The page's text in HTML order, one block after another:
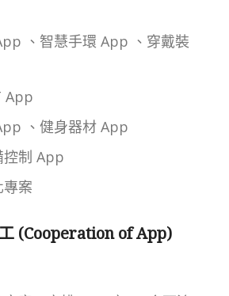
、智慧手環 App 、穿戴裝
App
、健身器材 App
控制 App
案
(Cooperation of App)